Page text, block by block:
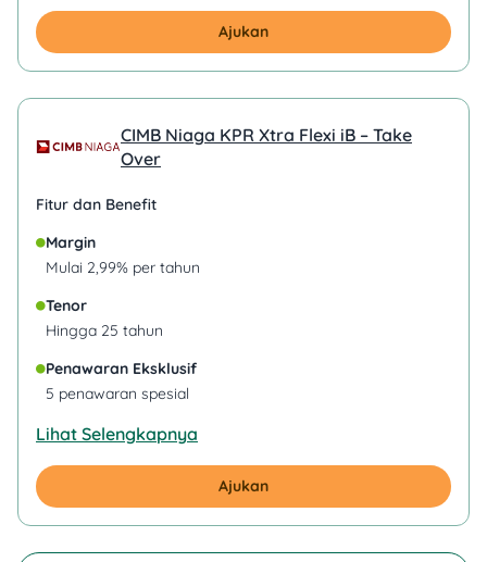
Ajukan
CIMB Niaga KPR Xtra Flexi iB – Take
Over
Fitur dan Benefit
Margin
Mulai 2,99% per tahun
Tenor
Hingga 25 tahun
Penawaran Eksklusif
5 penawaran spesial
Lihat Selengkapnya
Ajukan